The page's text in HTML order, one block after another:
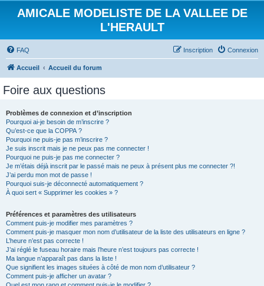
AMICALE MODELISTE DE LA VALLEE DE
L'HERAULT
FAQ Connexion
Inscription
Accueil Accueil du forum
Foire aux questions
Problèmes de connexion et d’inscription
Pourquoi ai-je besoin de m’inscrire ?
Qu’est-ce que la COPPA ?
Pourquoi ne puis-je pas m’inscrire ?
Je suis inscrit mais je ne peux pas me connecter !
Pourquoi ne puis-je pas me connecter ?
Je m’étais déjà inscrit par le passé mais ne peux à présent plus me connecter ?!
J’ai perdu mon mot de passe !
Pourquoi suis-je déconnecté automatiquement ?
À quoi sert « Supprimer les cookies » ?
Préférences et paramètres des utilisateurs
Comment puis-je modifier mes paramètres ?
Comment puis-je masquer mon nom d’utilisateur de la liste des utilisateurs en ligne ?
L’heure n’est pas correcte !
J’ai réglé le fuseau horaire mais l’heure n’est toujours pas correcte !
Ma langue n’apparaît pas dans la liste !
Que signifient les images situées à côté de mon nom d’utilisateur ?
Comment puis-je afficher un avatar ?